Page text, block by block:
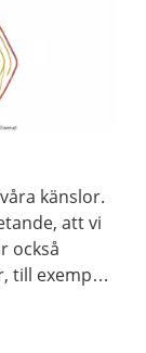
känslor.
att vi
också
till exempel